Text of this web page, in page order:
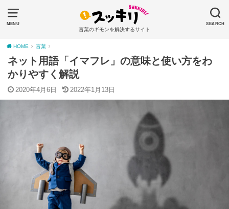
MENU SEARCH
言葉のギモンを解決するサイト
HOME 言葉
ネット用語「イマフレ」の意味と使い方をわ
かりやすく解説
2020年4月6日 2022年1月13日